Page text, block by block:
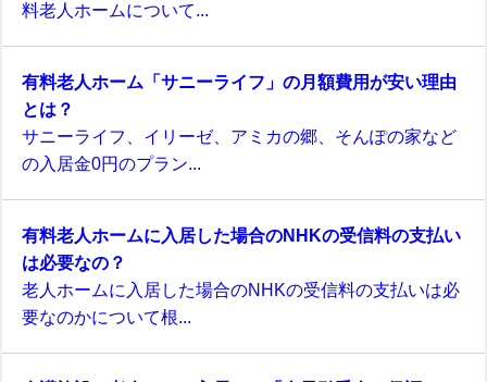
料老人ホームについて...
有料老人ホーム「サニーライフ」の月額費用が安い理由
とは？
サニーライフ、イリーゼ、アミカの郷、そんぽの家など
の入居金0円のプラン...
有料老人ホームに入居した場合のNHKの受信料の支払い
は必要なの？
老人ホームに入居した場合のNHKの受信料の支払いは必
要なのかについて根...